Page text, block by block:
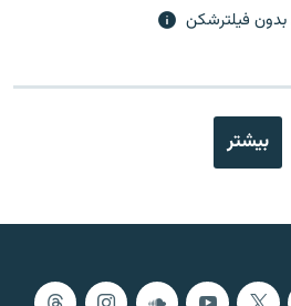
فیلترشکن
بیشتر